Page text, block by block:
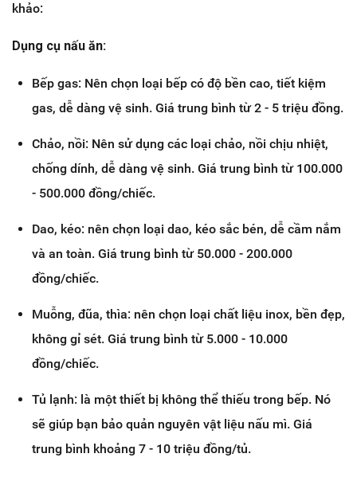
khảo:
Dụng cụ nấu ăn:
Bếp gas: Nên chọn loại bếp có độ bền cao, tiết kiệm
gas, dễ dàng vệ sinh. Giá trung bình từ 2 - 5 triệu đồng.
Chảo, nồi: Nên sử dụng các loại chảo, nồi chịu nhiệt,
chống dính, dễ dàng vệ sinh. Giá trung bình từ 100.000
- 500.000 đồng/chiếc.
Dao, kéo: nên chọn loại dao, kéo sắc bén, dễ cầm nắm
và an toàn. Giá trung bình từ 50.000 - 200.000
đồng/chiếc.
Muỗng, đũa, thìa: nên chọn loại chất liệu inox, bền đẹp,
không gỉ sét. Giá trung bình từ 5.000 - 10.000
đồng/chiếc.
Tủ lạnh: là một thiết bị không thể thiếu trong bếp. Nó
sẽ giúp bạn bảo quản nguyên vật liệu nấu mì. Giá
trung bình khoảng 7 - 10 triệu đồng/tủ.